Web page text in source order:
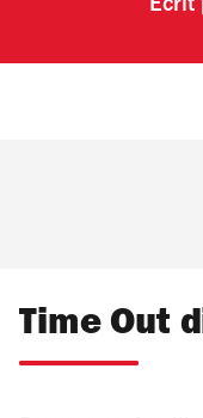
Time Out